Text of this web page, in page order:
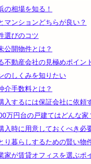
の相場を知る！
マンションどちらが良い？
選びのコツ
公開物件とは？
不動産会社の見極めポイン
のしくみを知りたい
介手数料とは？
入するには保証会社に依頼
万円台の戸建てはどんな家
入時に用意しておくべき必
り暮らしするための賢い物
家が賃貸オフィスを選ぶポ